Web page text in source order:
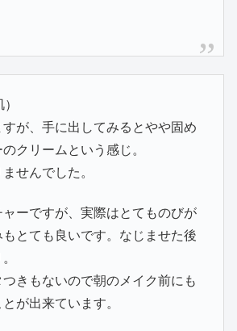
が、手に出してみるとやや固め
クリームという感じ。
せんでした。
ャーですが、実際はとてものびが
とても良いです。なじませた後
きもないので朝のメイク前にも
が出来ています。